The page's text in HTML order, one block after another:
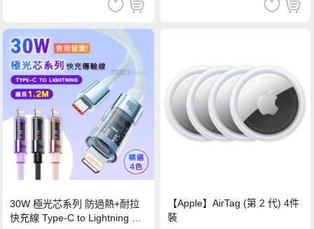
30W 極光芯系列 防過熱+耐拉
快充線 Type-C to Lightning 傳
【Apple】AirTag (第 2 代) 4件
裝